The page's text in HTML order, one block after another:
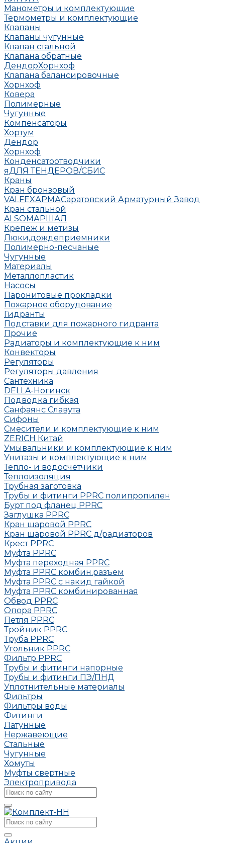
Манометры и комплектующие
Термометры и комплектующие
Клапаны
Клапаны чугунные
Клапан стальной
Клапана обратные
ДендорХорнхоф
Клапана балансировочные
Хорнхоф
Ковера
Полимерные
Чугунные
Компенсаторы
Хортум
Дендор
Хорнхоф
Конденсатоотводчики
яДЛЯ ТЕНДЕРОВ/СБИС
Краны
Кран бронзовый
VALFEXАРМАСаратовский Арматурный Завод
Кран стальной
ALSOМАРШАЛ
Крепеж и метизы
Люки,дождеприемники
Полимерно-песчаные
Чугунные
Материалы
Металлопластик
Насосы
Паронитовые прокладки
Пожарное оборудование
Гидранты
Подставки для пожарного гидранта
Прочие
Радиаторы и комплектующие к ним
Конвекторы
Регуляторы
Регуляторы давления
Сантехника
DELLA-Ногинск
Подводка гибкая
Санфаянс Славута
Сифоны
Смесители и комплектующие к ним
ZERICH Китай
Умывальники и комплектующие к ним
Унитазы и комплектующие к ним
Тепло- и водосчетчики
Теплоизоляция
Трубная заготовка
Трубы и фитинги PPRC полипропилен
Бурт под фланец РРRC
Заглушка РРRC
Кран шаровой PPRC
Кран шаровой PPRC д/радиаторов
Крест PPRC
Муфта PPRC
Муфта переходная PPRC
Муфта РРRC комбин.разъем
Муфта PPRC с накид гайкой
Муфта РРRC комбинированная
Обвод РРRC
Опора РРRC
Петля РРRC
Тройник РРRC
Труба РРRC
Угольник РРRC
Фильтр PPRC
Трубы и фитинги напорные
Трубы и фитинги ПЭ/ПНД
Уплотнительные материалы
Фильтры
Фильтры воды
Фитинги
Латунные
Нержавеющие
Стальные
Чугунные
Хомуты
Муфты свертные
Электропривода